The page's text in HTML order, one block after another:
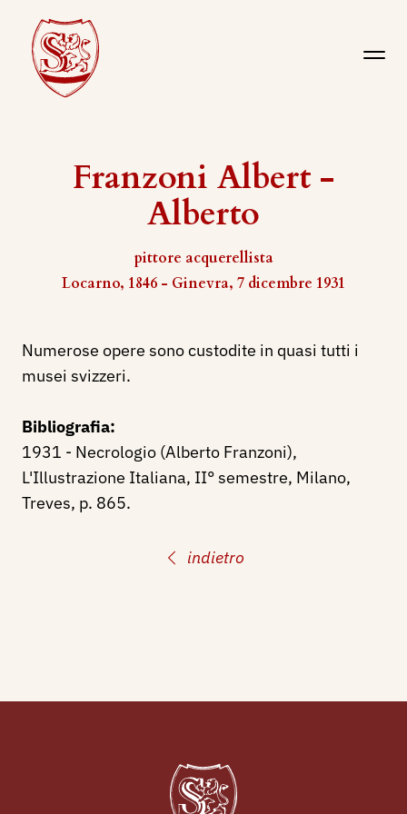
Franzoni Albert -
Alberto
pittore acquerellista
Locarno, 1846 - Ginevra, 7 dicembre 1931
indietro
Numerose opere sono custodite in quasi tutti i
musei svizzeri.
Bibliografia:
1931 - Necrologio (Alberto Franzoni),
L'Illustrazione Italiana, II° semestre, Milano,
Treves, p. 865.